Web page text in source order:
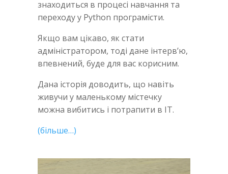
знаходиться в процесі навчання та
переходу у Python програмісти.
Якщо вам цікаво, як стати
адміністратором, тоді дане інтерв’ю,
впевнений, буде для вас корисним.
Дана історія доводить, що навіть
живучи у маленькому містечку
можна вибитись і потрапити в IT.
(більше…)